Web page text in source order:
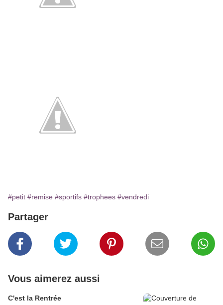
#petit #remise #sportifs #trophees #vendredi
Partager
Vous aimerez aussi
C'est la Rentrée